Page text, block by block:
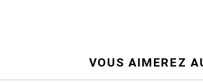
VOUS AIMEREZ